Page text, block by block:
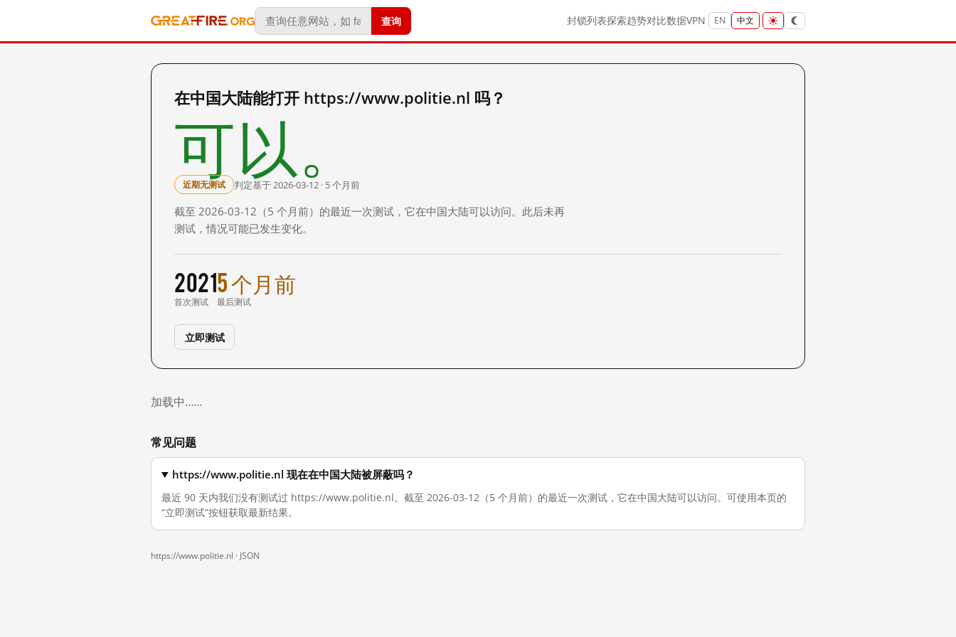
查询 封锁列表探索趋势对比数据VPN EN 中文
在中国大陆能打开 https://www.politie.nl 吗？
可以。
近期无测试 判定基于 2026-03-12 · 5 个月前
截至 2026-03-12（5 个月前）的最近一次测试，它在中国大陆可以访问。此后未再
测试，情况可能已发生变化。
2021
首次测试
5 个月前
最后测试
立即测试
加载中……
常见问题
https://www.politie.nl 现在在中国大陆被屏蔽吗？
最近 90 天内我们没有测试过 https://www.politie.nl。截至 2026-03-12（5 个月前）的最近一次测试，它在中国大陆可以访问。可使用本页的
“立即测试”按钮获取最新结果。
https://www.politie.nl · JSON